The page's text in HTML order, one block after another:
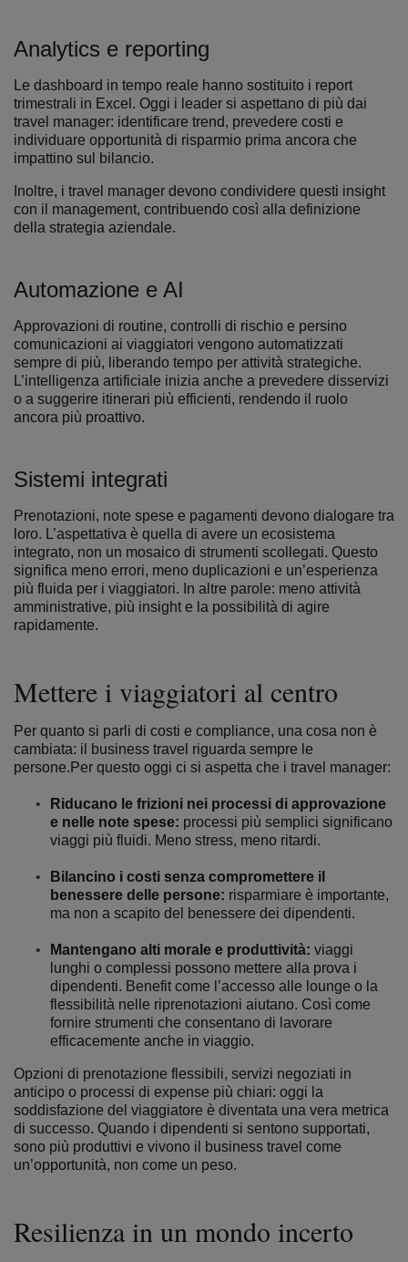
Analytics e reporting
Le dashboard in tempo reale hanno sostituito i report
trimestrali in Excel. Oggi i leader si aspettano di più dai
travel manager: identificare trend, prevedere costi e
individuare opportunità di risparmio prima ancora che
impattino sul bilancio.
Inoltre, i travel manager devono condividere questi insight
con il management, contribuendo così alla definizione
della strategia aziendale.
Automazione e AI
Approvazioni di routine, controlli di rischio e persino
comunicazioni ai viaggiatori vengono automatizzati
sempre di più, liberando tempo per attività strategiche.
L’intelligenza artificiale inizia anche a prevedere disservizi
o a suggerire itinerari più efficienti, rendendo il ruolo
ancora più proattivo.
Sistemi integrati
Prenotazioni, note spese e pagamenti devono dialogare tra
loro. L’aspettativa è quella di avere un ecosistema
integrato, non un mosaico di strumenti scollegati. Questo
significa meno errori, meno duplicazioni e un’esperienza
più fluida per i viaggiatori. In altre parole: meno attività
amministrative, più insight e la possibilità di agire
rapidamente.
Mettere i viaggiatori al centro
Per quanto si parli di costi e compliance, una cosa non è
cambiata: il business travel riguarda sempre le
persone.Per questo oggi ci si aspetta che i travel manager:
Riducano le frizioni nei processi di approvazione
e nelle note spese: processi più semplici significano
viaggi più fluidi. Meno stress, meno ritardi.
Bilancino i costi senza compromettere il
benessere delle persone: risparmiare è importante,
ma non a scapito del benessere dei dipendenti.
Mantengano alti morale e produttività: viaggi
lunghi o complessi possono mettere alla prova i
dipendenti. Benefit come l’accesso alle lounge o la
flessibilità nelle riprenotazioni aiutano. Così come
fornire strumenti che consentano di lavorare
efficacemente anche in viaggio.
Opzioni di prenotazione flessibili, servizi negoziati in
anticipo o processi di expense più chiari: oggi la
soddisfazione del viaggiatore è diventata una vera metrica
di successo. Quando i dipendenti si sentono supportati,
sono più produttivi e vivono il business travel come
un’opportunità, non come un peso.
Resilienza in un mondo incerto